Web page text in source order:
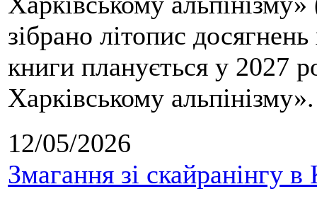
зібрано літопис
книги планується у 2027
Харківському альпінізму».
12/05/2026
Змагання зі скайранінгу в